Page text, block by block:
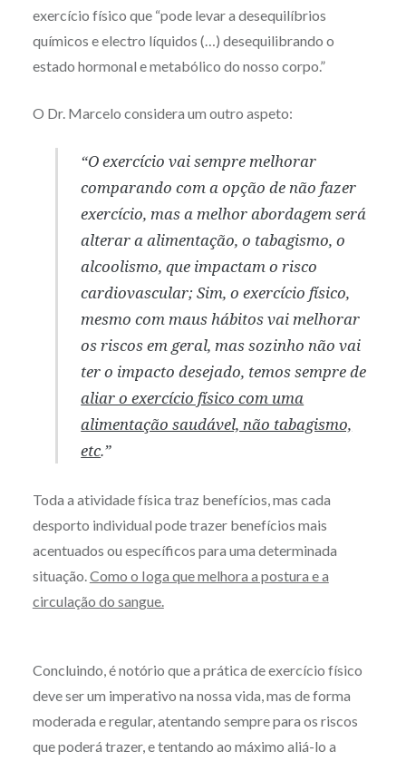
exercício físico que “pode levar a desequilíbrios
químicos e electro líquidos (…) desequilibrando o
estado hormonal e metabólico do nosso corpo.”
O Dr. Marcelo considera um outro aspeto:
“O exercício vai sempre melhorar
comparando com a opção de não fazer
exercício, mas a melhor abordagem será
alterar a alimentação, o tabagismo, o
alcoolismo, que impactam o risco
cardiovascular; Sim, o exercício físico,
mesmo com maus hábitos vai melhorar
os riscos em geral, mas sozinho não vai
ter o impacto desejado, temos sempre de
aliar o exercício físico com uma
alimentação saudável, não tabagismo,
etc.”
Toda a atividade física traz benefícios, mas cada
desporto individual pode trazer benefícios mais
acentuados ou específicos para uma determinada
situação. Como o Ioga que melhora a postura e a
circulação do sangue.
Concluindo, é notório que a prática de exercício físico
deve ser um imperativo na nossa vida, mas de forma
moderada e regular, atentando sempre para os riscos
que poderá trazer, e tentando ao máximo aliá-lo a